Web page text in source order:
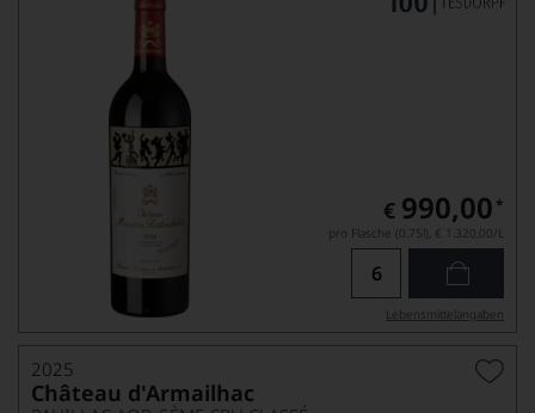
€ 990,00 *
pro Flasche (0.75l), € 1.320,00/L
Lebensmittel­angaben
2025
Château d'Armailhac